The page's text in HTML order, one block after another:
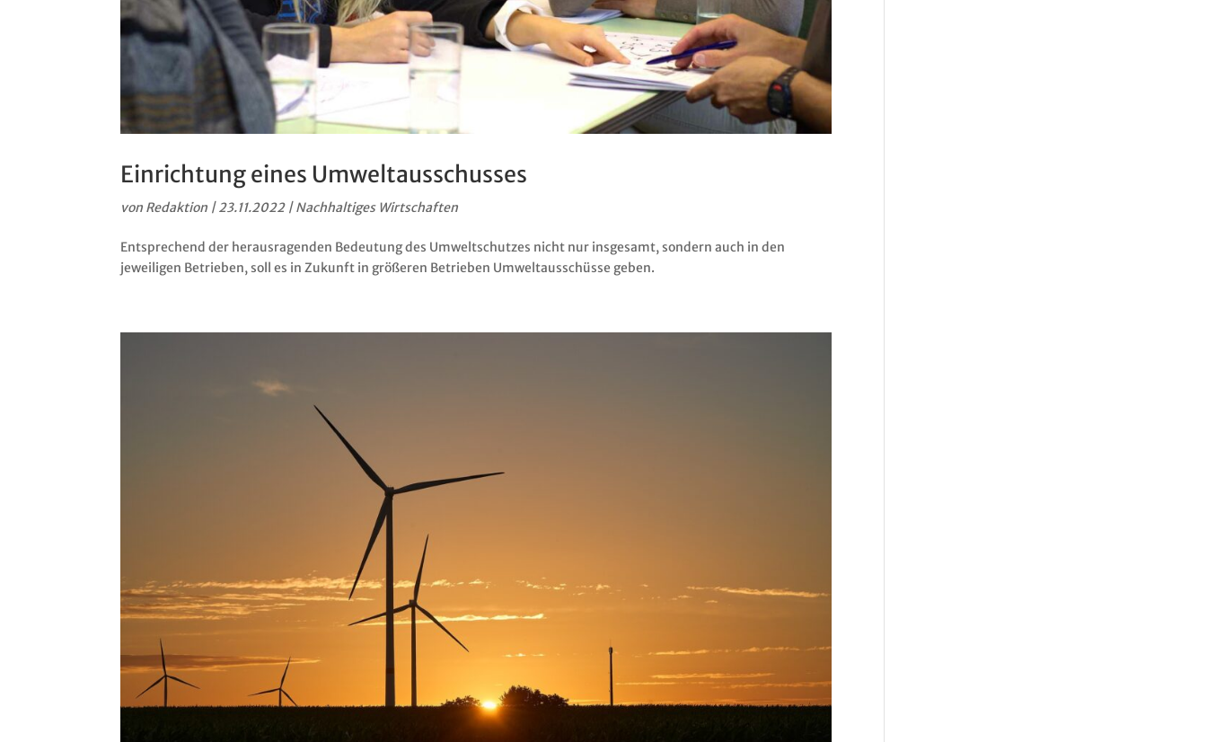
Einrichtung eines Umweltausschusses
von Redaktion |23.11.2022|Nachhaltiges Wirtschaften
Entsprechend der herausragenden Bedeutung des Umweltschutzes nicht nur insgesamt, sondern auch in den
jeweiligen Betrieben, soll es in Zukunft in größeren Betrieben Umweltausschüsse geben.